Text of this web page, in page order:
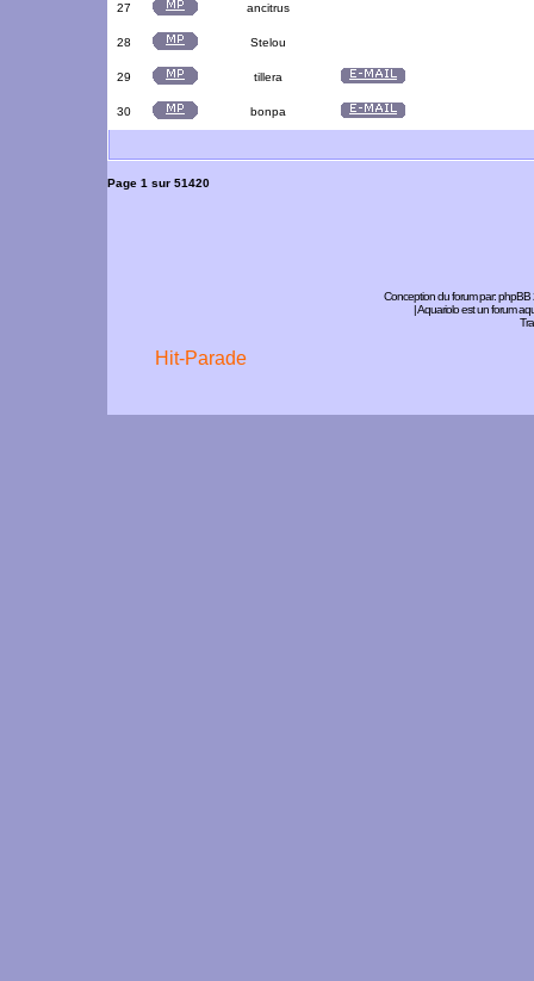
27 ancitrus
28 Stelou
29 tillera
30 bonpa
Page 1 sur 51420
Conception du forum par:phpBB
| Aquariolo est un forum